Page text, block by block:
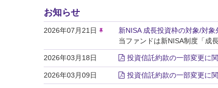
お知らせ
2026年07月21日
新NISA 成長投資枠の対象/対
当ファンドは新NISA制度「成
2026年03月18日 投資信託約款の一部変更に
2026年03月09日 投資信託約款の一部変更に